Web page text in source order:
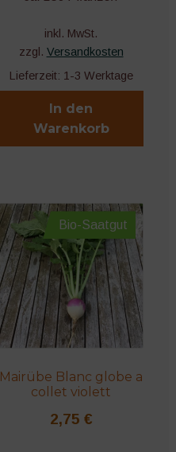
inkl. MwSt.
zzgl. Versandkosten
Lieferzeit: 1-3 Werktage
In den
Warenkorb
Bio-Saatgut
Mairübe Blanc globe a
collet violett
2,75 €